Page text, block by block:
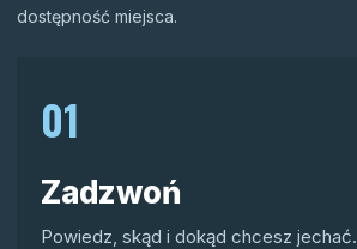
dostępność miejsca.
01
Zadzwoń
Powiedz, skąd i dokąd chcesz jechać.